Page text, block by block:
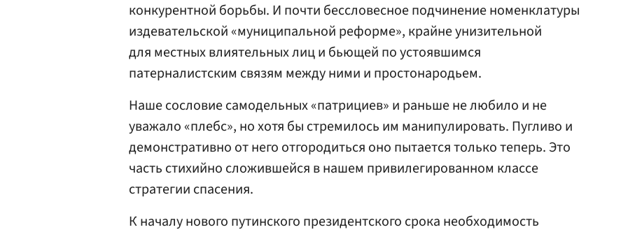
конкурентной борьбы. И почти бессловесное подчинение номенклатуры
издевательской «муниципальной реформе», крайне унизительной
для местных влиятельных лиц и бьющей по устоявшимся
патерналистским связям между ними и простонародьем.
Наше сословие самодельных «патрициев» и раньше не любило и не
уважало «плебс», но хотя бы стремилось им манипулировать. Пугливо и
демонстративно от него отгородиться оно пытается только теперь. Это
часть стихийно сложившейся в нашем привилегированном классе
стратегии спасения.
К началу нового путинского президентского срока необходимость